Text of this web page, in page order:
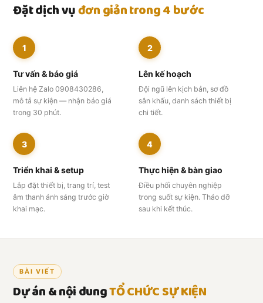
Đặt dịch vụđơn giản trong 4 bước
1
Tư vấn & báo giá
Liên hệ Zalo 0908430286,
mô tả sự kiện — nhận báo giá
trong 30 phút.
2
Lên kế hoạch
Đội ngũ lên kịch bản, sơ đồ
sân khấu, danh sách thiết bị
chi tiết.
3
Triển khai & setup
Lắp đặt thiết bị, trang trí, test
âm thanh ánh sáng trước giờ
khai mạc.
4
Thực hiện & bàn giao
Điều phối chuyên nghiệp
trong suốt sự kiện. Tháo dỡ
sau khi kết thúc.
BÀI VIẾT
Dự án & nội dungTỔ CHỨC SỰ KIỆN